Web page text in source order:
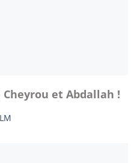
Cheyrou et Abdallah !